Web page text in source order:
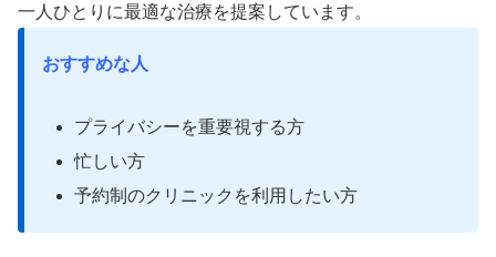
一人ひとりに最適な治療を提案しています。
おすすめな人
プライバシーを重要視する方
忙しい方
予約制のクリニックを利用したい方